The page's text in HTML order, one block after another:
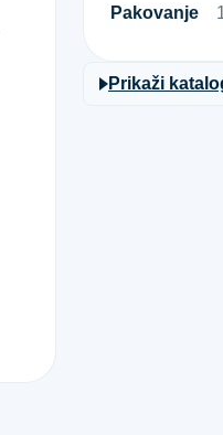
Pakovanje
Prikaži